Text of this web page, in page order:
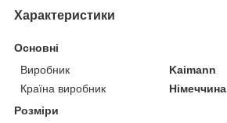
Характеристики
Основні
Виробник
Kaimann
Країна виробник
Німеччина
Розміри